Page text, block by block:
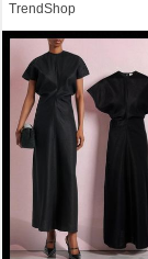
TrendShop